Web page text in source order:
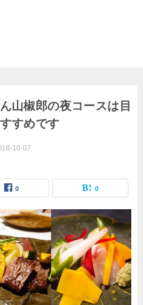
山椒郎の夜コースは目
すめです
10-07
0 0